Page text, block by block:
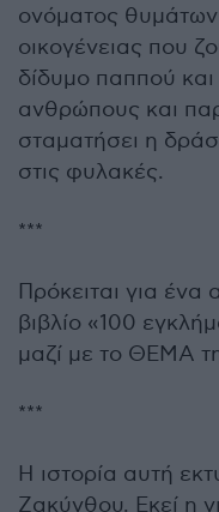
ονόματος θυμάτων
οικογένειας που
δίδυμο παππού
ανθρώπους και
σταματήσει η
στις φυλακές.
***
Πρόκειται για
βιβλίο «100
μαζί με το ΘΕΜΑ
***
Η ιστορία αυτή
Ζακύνθου. Εκεί η